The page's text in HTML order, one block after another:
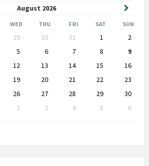
August 2026
Month
WED THU FRI SAT SUN
29 30 31 1
2
5 6 7 8
9
12 13 14 15
16
19 20 21 22
23
26 27 28 29
30
2 3 4 5
6